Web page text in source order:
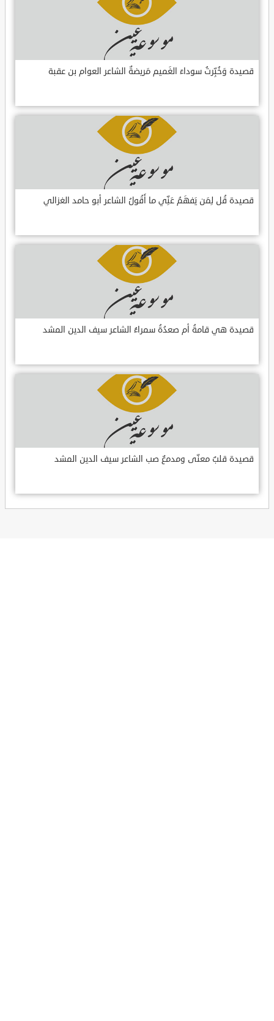
قصيدة وَخُبِّرتُ سوداءَ الغَميم مَريضةٌ الشاعر العوام بن عقبة
قصيدة قُل لِمَن يَفهَمُ عَنِّي ما أَقُولُ الشاعر أبو حامد الغزالي
قصيدة هي قامةُ أم صعدُةُ سمراءُ الشاعر سيف الدين المشد
قصيدة قلبٌ معنّى ومدمعٌ صب الشاعر سيف الدين المشد